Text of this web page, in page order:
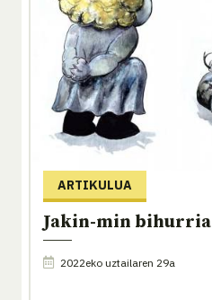
ARTIKULUA
Jakin-min bihurria
2022eko uztailaren 29a